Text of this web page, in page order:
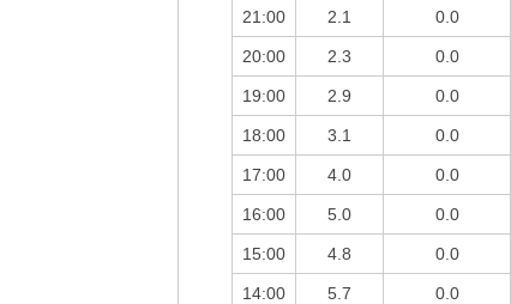
21:00 2.1 0.0
20:00 2.3 0.0
19:00 2.9 0.0
18:00 3.1 0.0
17:00 4.0 0.0
16:00 5.0 0.0
15:00 4.8 0.0
14:00 5.7 0.0